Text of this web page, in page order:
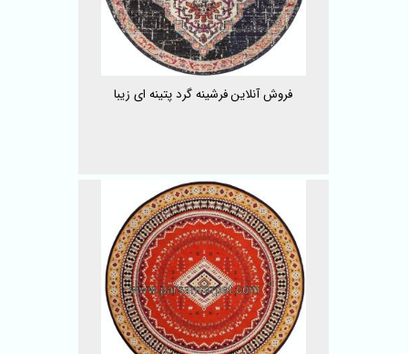
فروش آنلاین فرشینه گرد پتینه ای زیبا